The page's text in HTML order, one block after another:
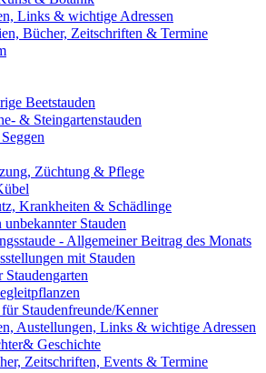
Links & wichtige Adressen
Bücher, Zeitschriften & Termine
Beetstauden
& Steingartenstauden
Züchtung & Pflege
Krankheiten & Schädlinge
Stauden
- Allgemeiner Beitrag des Monats
mit Stauden
Staudenfreunde/Kenner
Austellungen, Links & wichtige Adressen
Geschichte
Zeitschriften, Events & Termine